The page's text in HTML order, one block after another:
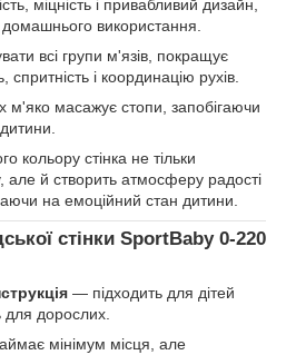
міцність і привабливий дизайн,
домашнього використання.
всі групи м'язів, покращує
спритність і координацію рухів.
м'яко масажує стопи, запобігаючи
кольору стінка не тільки
але й створить атмосферу радості
на емоційний стан дитини.
стінки SportBaby 0-220
— підходить для дітей
для дорослих.
мінімум місця, але